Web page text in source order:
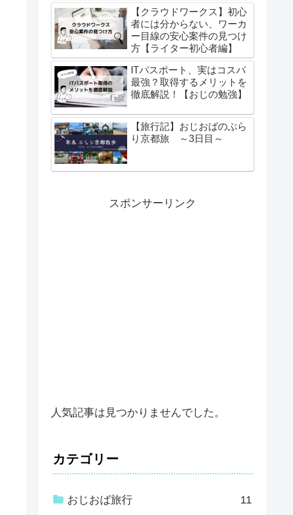
【クラウドワークス】初心
者には分からない、ワーカ
ー目線の安心案件の見つけ
方【ライター初心者編】
ITパスポート、実はコスパ
最強？取得するメリットを
徹底解説！【おじの勉強】
【旅行記】おじおばのぶら
り京都旅 ～3日目～
スポンサーリンク
人気記事は見つかりませんでした。
カテゴリー
おじおば旅行 11